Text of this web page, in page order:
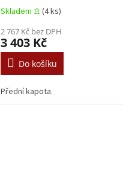
Skladem 𖠿 (4 ks)
2 767 Kč bez DPH
3 403 Kč
Do košíku
Přední kapota.